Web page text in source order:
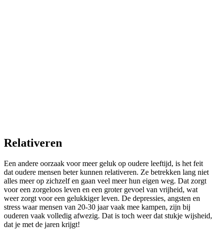
Relativeren
Een andere oorzaak voor meer geluk op oudere leeftijd, is het feit
dat oudere mensen beter kunnen relativeren. Ze betrekken lang niet
alles meer op zichzelf en gaan veel meer hun eigen weg. Dat zorgt
voor een zorgeloos leven en een groter gevoel van vrijheid, wat
weer zorgt voor een gelukkiger leven. De depressies, angsten en
stress waar mensen van 20-30 jaar vaak mee kampen, zijn bij
ouderen vaak volledig afwezig. Dat is toch weer dat stukje wijsheid,
dat je met de jaren krijgt!